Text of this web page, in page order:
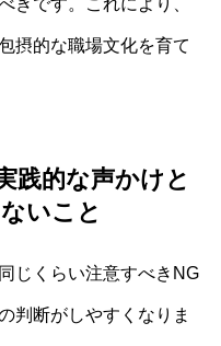
摂的な職場文化を育て
践的な声かけと
いこと
じくらい注意すべきNG
判断がしやすくなりま